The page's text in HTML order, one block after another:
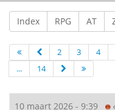
Index RPG AT
2 3 4
...
14
10 maart 2026 - 9:39